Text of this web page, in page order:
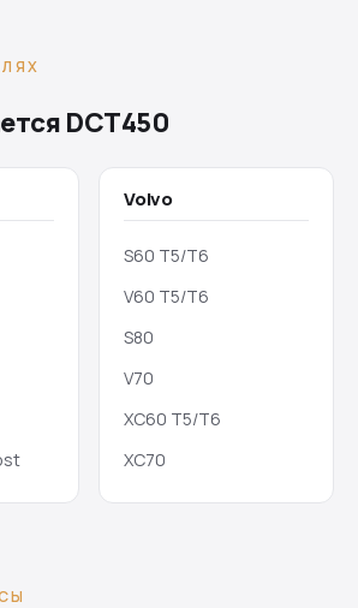
DCT450
Volvo
S60 T5/T6
V60 T5/T6
S80
V70
XC60 T5/T6
XC70